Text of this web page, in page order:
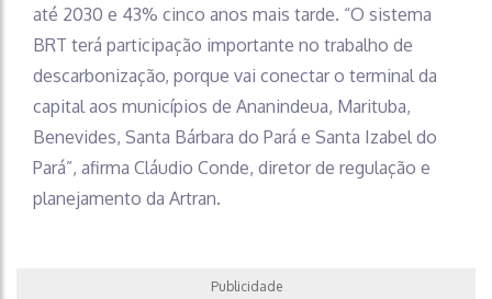
até 2030 e 43% cinco anos mais tarde. “O sistema
BRT terá participação importante no trabalho de
descarbonização, porque vai conectar o terminal da
capital aos municípios de Ananindeua, Marituba,
Benevides, Santa Bárbara do Pará e Santa Izabel do
Pará”, afirma Cláudio Conde, diretor de regulação e
planejamento da Artran.
Publicidade